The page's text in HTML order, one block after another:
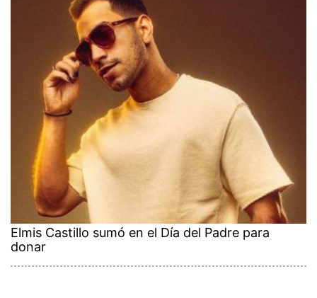
Elmis Castillo sumó en el Día del Padre para
donar